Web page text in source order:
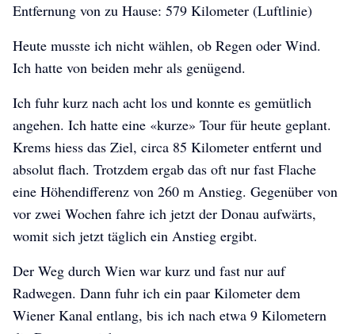
Entfernung von zu Hause: 579 Kilometer (Luftlinie)
Heute musste ich nicht wählen, ob Regen oder Wind.
Ich hatte von beiden mehr als genügend.
Ich fuhr kurz nach acht los und konnte es gemütlich
angehen. Ich hatte eine «kurze» Tour für heute geplant.
Krems hiess das Ziel, circa 85 Kilometer entfernt und
absolut flach. Trotzdem ergab das oft nur fast Flache
eine Höhendifferenz von 260 m Anstieg. Gegenüber von
vor zwei Wochen fahre ich jetzt der Donau aufwärts,
womit sich jetzt täglich ein Anstieg ergibt.
Der Weg durch Wien war kurz und fast nur auf
Radwegen. Dann fuhr ich ein paar Kilometer dem
Wiener Kanal entlang, bis ich nach etwa 9 Kilometern